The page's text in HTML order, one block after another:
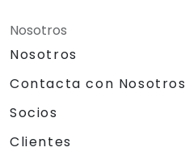
Nosotros
Nosotros
Contacta con Nosotros
Socios
Clientes